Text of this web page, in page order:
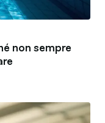
non sempre